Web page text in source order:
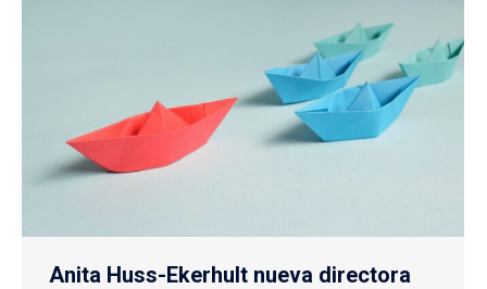
Anita Huss-Ekerhult nueva directora